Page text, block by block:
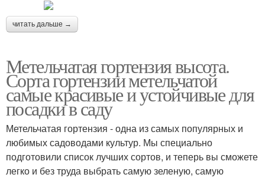
читать дальше →
Метельчатая гортензия высота.
Сорта гортензии метельчатой
самые красивые и устойчивые для
посадки в саду
Метельчатая гортензия - одна из самых популярных и
любимых садоводами культур. Мы специально
подготовили список лучших сортов, и теперь вы сможете
легко и без труда выбрать самую зеленую, самую